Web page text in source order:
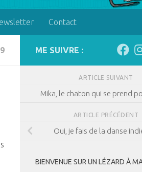
Contact
ME SUIVRE :
ARTICLE SUIVANT
Mika, le chaton qui se prend
ARTICLE PRÉCÉDENT
Oui, je fais de la danse
BIENVENUE SUR UN LÉZARD À